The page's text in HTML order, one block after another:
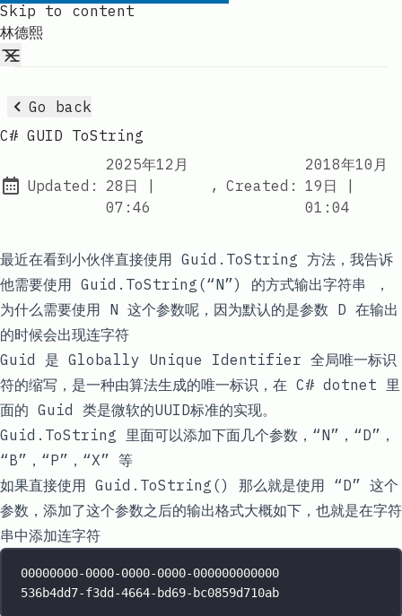
Skip to content
林德熙
Go back
C# GUID ToString
Updated:
2025年12月
28日 |
07:46
, Created:
2018年10月
19日 |
01:04
最近在看到小伙伴直接使用 Guid.ToString 方法，我告诉
他需要使用 Guid.ToString(“N”) 的方式输出字符串 ，
为什么需要使用 N 这个参数呢，因为默认的是参数 D 在输出
的时候会出现连字符
Guid 是 Globally Unique Identifier 全局唯一标识
符的缩写，是一种由算法生成的唯一标识，在 C# dotnet 里
面的 Guid 类是微软的UUID标准的实现。
Guid.ToString 里面可以添加下面几个参数，“N”，“D”，
“B”，“P”，“X” 等
如果直接使用 Guid.ToString()
那么就是使用 “D” 这个
参数，添加了这个参数之后的输出格式大概如下，也就是在字符
串中添加连字符
00000000-0000-0000-0000-000000000000
536b4dd7-f3dd -4664- bd69- bc0859d710ab